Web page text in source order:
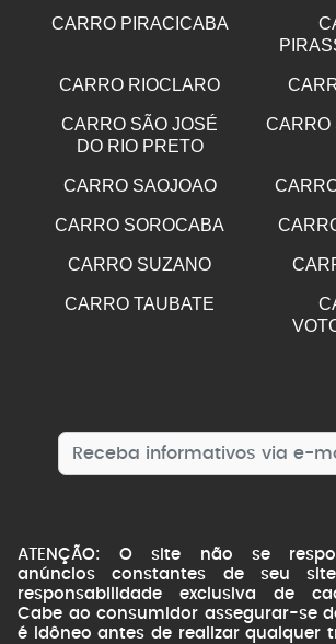
CARRO PIRACICABA
CARRO RIOCLARO
CARRO SÃO JOSÉ
DO RIO PRETO
CARRO
CARRO SAOJOAO
CARRO SOROCABA
CARRO SUZANO
CARRO TAUBATE
ATENÇÃO: O site não se
anúncios constantes de seu
responsabilidade exclusiva de
Cabe ao consumidor assegurar-se
é idôneo antes de realizar qualquer